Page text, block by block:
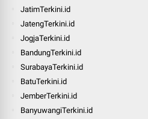
JatimTerkini.id
JatengTerkini.id
JogjaTerkini.id
BandungTerkini.id
SurabayaTerkini.id
BatuTerkini.id
JemberTerkini.id
BanyuwangiTerkini.id